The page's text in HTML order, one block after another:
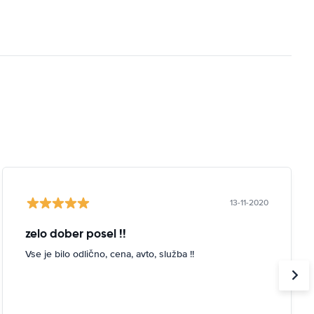
13-11-2020
zelo dober posel !!
Vse je bilo odlično, cena, avto, služba !!